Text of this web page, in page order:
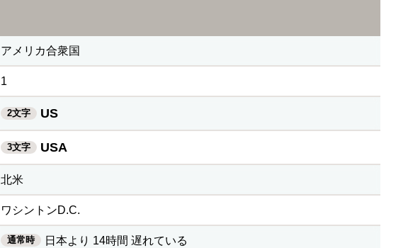
アメリカ合衆国
1
2文字 US
3文字 USA
北米
ワシントンD.C.
通常時 日本より 14時間 遅れている